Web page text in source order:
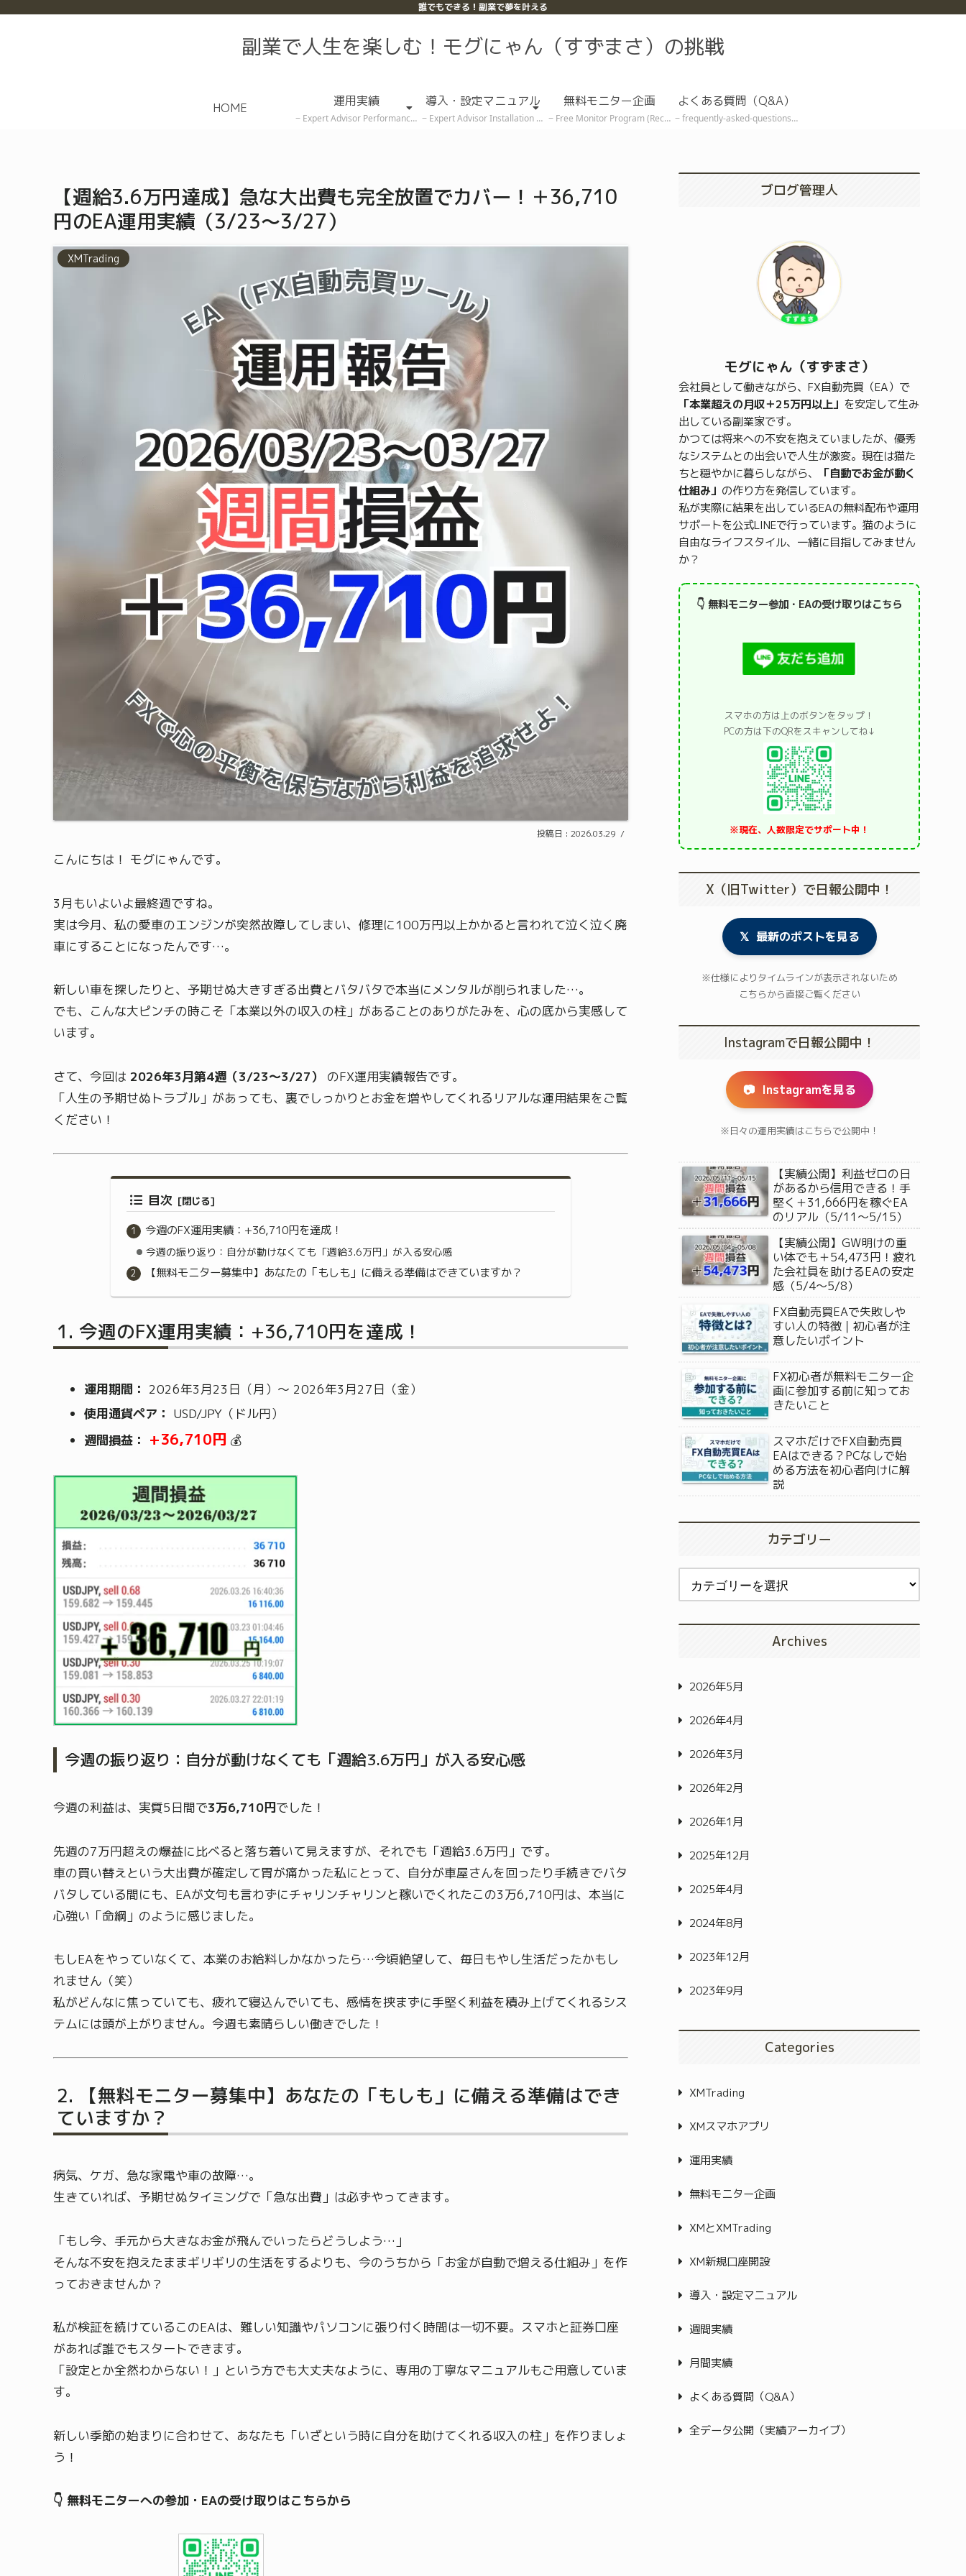
誰でもできる！副業で夢を叶える
副業で人生を楽しむ！モグにゃん（すずまさ）の挑戦
HOME 運用実績
Expert Advisor Performance
導入・設定マニュアル
Expert Advisor Installation & Setup Guide
無料モニター企画
Free Monitor Program (Receive EA)
よくある質問（Q&A）
frequently-asked-questions
【週給3.6万円達成】急な大出費も完全放置でカバー！＋36,710
円のEA運用実績（3/23〜3/27）
XMTrading
2026.03.29
こんにちは！ モグにゃんです。
3月もいよいよ最終週ですね。
実は今月、私の愛車のエンジンが突然故障してしまい、修理に100万円以上かかると言われて泣く泣く廃
車にすることになったんです…。
新しい車を探したりと、予期せぬ大きすぎる出費とバタバタで本当にメンタルが削られました…。
でも、こんな大ピンチの時こそ「本業以外の収入の柱」があることのありがたみを、心の底から実感して
います。
さて、今回は 2026年3月第4週（3/23～3/27）
のFX運用実績報告です。
「人生の予期せぬトラブル」があっても、裏でしっかりとお金を増やしてくれるリアルな運用結果をご覧
ください！
目次
今週のFX運用実績：+36,710円を達成！
今週の振り返り：自分が動けなくても「週給3.6万円」が入る安心感
【無料モニター募集中】あなたの「もしも」に備える準備はできていますか？
今週のFX運用実績：+36,710円を達成！
運用期間： 2026年3月23日（月）～ 2026年3月27日（金）
使用通貨ペア： USD/JPY（ドル円）
週間損益：
+36,710円 💰
今週の振り返り：自分が動けなくても「週給3.6万円」が入る安心感
今週の利益は、実質5日間で3万6,710円でした！
先週の7万円超えの爆益に比べると落ち着いて見えますが、それでも「週給3.6万円」です。
車の買い替えという大出費が確定して胃が痛かった私にとって、自分が車屋さんを回ったり手続きでバタ
バタしている間にも、EAが文句も言わずにチャリンチャリンと稼いでくれたこの3万6,710円は、本当に
心強い「命綱」のように感じました。
もしEAをやっていなくて、本業のお給料しかなかったら…今頃絶望して、毎日もやし生活だったかもし
れません（笑）
私がどんなに焦っていても、疲れて寝込んでいても、感情を挟まずに手堅く利益を積み上げてくれるシス
テムには頭が上がりません。今週も素晴らしい働きでした！
【無料モニター募集中】あなたの「もしも」に備える準備はでき
ていますか？
病気、ケガ、急な家電や車の故障…。
生きていれば、予期せぬタイミングで「急な出費」は必ずやってきます。
「もし今、手元から大きなお金が飛んでいったらどうしよう…」
そんな不安を抱えたままギリギリの生活をするよりも、今のうちから「お金が自動で増える仕組み」を作
っておきませんか？
私が検証を続けているこのEAは、難しい知識やパソコンに張り付く時間は一切不要。スマホと証券口座
があれば誰でもスタートできます。
「設定とか全然わからない！」という方でも大丈夫なように、専用の丁寧なマニュアルもご用意していま
す。
新しい季節の始まりに合わせて、あなたも「いざという時に自分を助けてくれる収入の柱」を作りましょ
う！
👇 無料モニターへの参加・EAの受け取りはこちらから
ブログ管理人
モグにゃん（すずまさ）
会社員として働きながら、FX自動売買（EA）で
「本業超えの月収＋25万円以上」 を安定して生み
出している副業家です。
かつては将来への不安を抱えていましたが、優秀
なシステムとの出会いで人生が激変。現在は猫た
ちと穏やかに暮らしながら、
「自動でお金が動く
仕組み」 の作り方を発信しています。
私が実際に結果を出しているEAの無料配布や運用
サポートを公式LINEで行っています。猫のように
自由なライフスタイル、一緒に目指してみません
か？
👇 無料モニター参加・EAの受け取りはこちら
スマホの方は上のボタンをタップ！
PCの方は下のQRをスキャンしてね↓
※現在、人数限定でサポート中！
X（旧Twitter）で日報公開中！
𝕏 最新のポストを見る
※仕様によりタイムラインが表示されないため
こちらから直接ご覧ください
Instagramで日報公開中！
📷 Instagramを見る
※日々の運用実績はこちらで公開中！
【実績公開】利益ゼロの日
があるから信用できる！手
堅く＋31,666円を稼ぐEA
のリアル（5/11〜5/15）
【実績公開】GW明けの重
い体でも＋54,473円！疲れ
た会社員を助けるEAの安定
感（5/4〜5/8）
FX自動売買EAで失敗しや
すい人の特徴｜初心者が注
意したいポイント
FX初心者が無料モニター企
画に参加する前に知ってお
きたいこと
スマホだけでFX自動売買
EAはできる？PCなしで始
める方法を初心者向けに解
説
カテゴリー
Archives
2026年5月
2026年4月
2026年3月
2026年2月
2026年1月
2025年12月
2025年4月
2024年8月
2023年12月
2023年9月
Categories
XMTrading
XMスマホアプリ
運用実績
無料モニター企画
XMとXMTrading
XM新規口座開設
導入・設定マニュアル
週間実績
月間実績
よくある質問（Q&A）
全データ公開（実績アーカイブ）